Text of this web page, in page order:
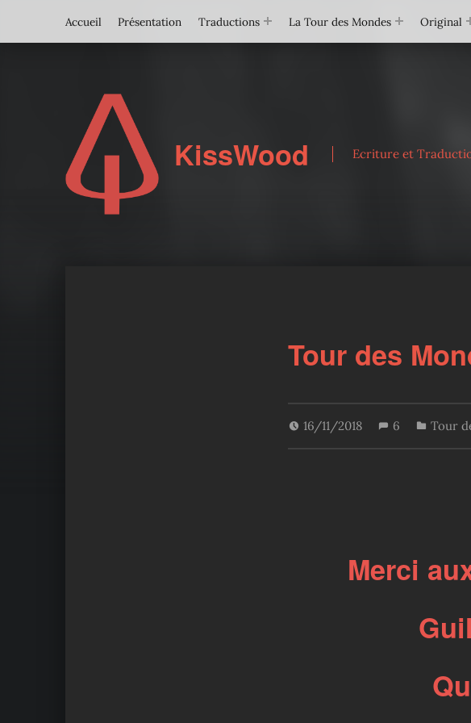
Accueil Présentation Traductions La Tour des Mondes Original
KissWood Ecriture et
Tour des
16/11/2018 6 Tour
Merci